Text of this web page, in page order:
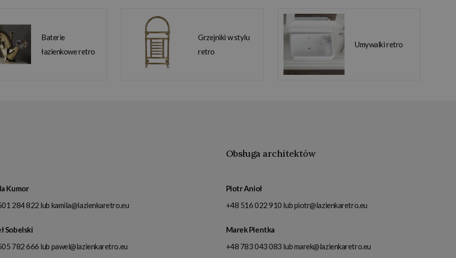
Baterie
łazienkowe retro
Grzejniki w stylu
retro
Umywalki retro
Kumor
284 822 lub kamila@lazienkaretro.eu
Sobelski
782 666 lub pawel@lazienkaretro.eu
Obsługa architektów
Piotr Anioł
+48 516 022 910 lubpiotr@lazienkaretro.eu
Marek Pientka
+48 783 043 083 lubmarek@lazienkaretro.eu